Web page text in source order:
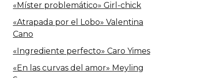
«Míster problemático» Girl-chick
«Atrapada por el Lobo» Valentina
Cano
«Ingrediente perfecto» Caro Yimes
«En las curvas del amor» Meyling